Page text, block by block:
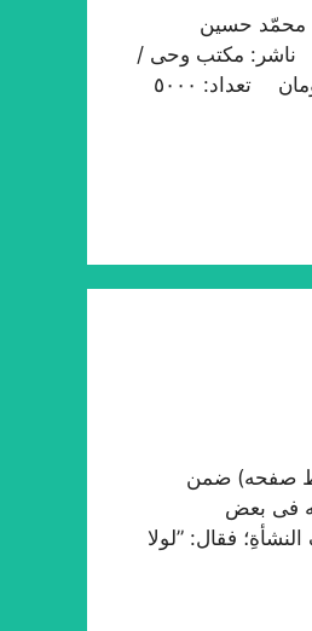
محمّد حسین
ناشر: مکتب وحی /
طهران نوبت چاپ: اوّل / ١٤٣٣ ه‍ . ق، ١٣٩١ ه‍ . ش چاپ: صنوبر قیمت: ٥٥٠٠تومان تعداد: ٥٠٠٠
طبع سنگی، جلد ١، صفحه ١٧٥ (در اواسط صفحه) ضمن
فی بعض
فقال: ”لولا